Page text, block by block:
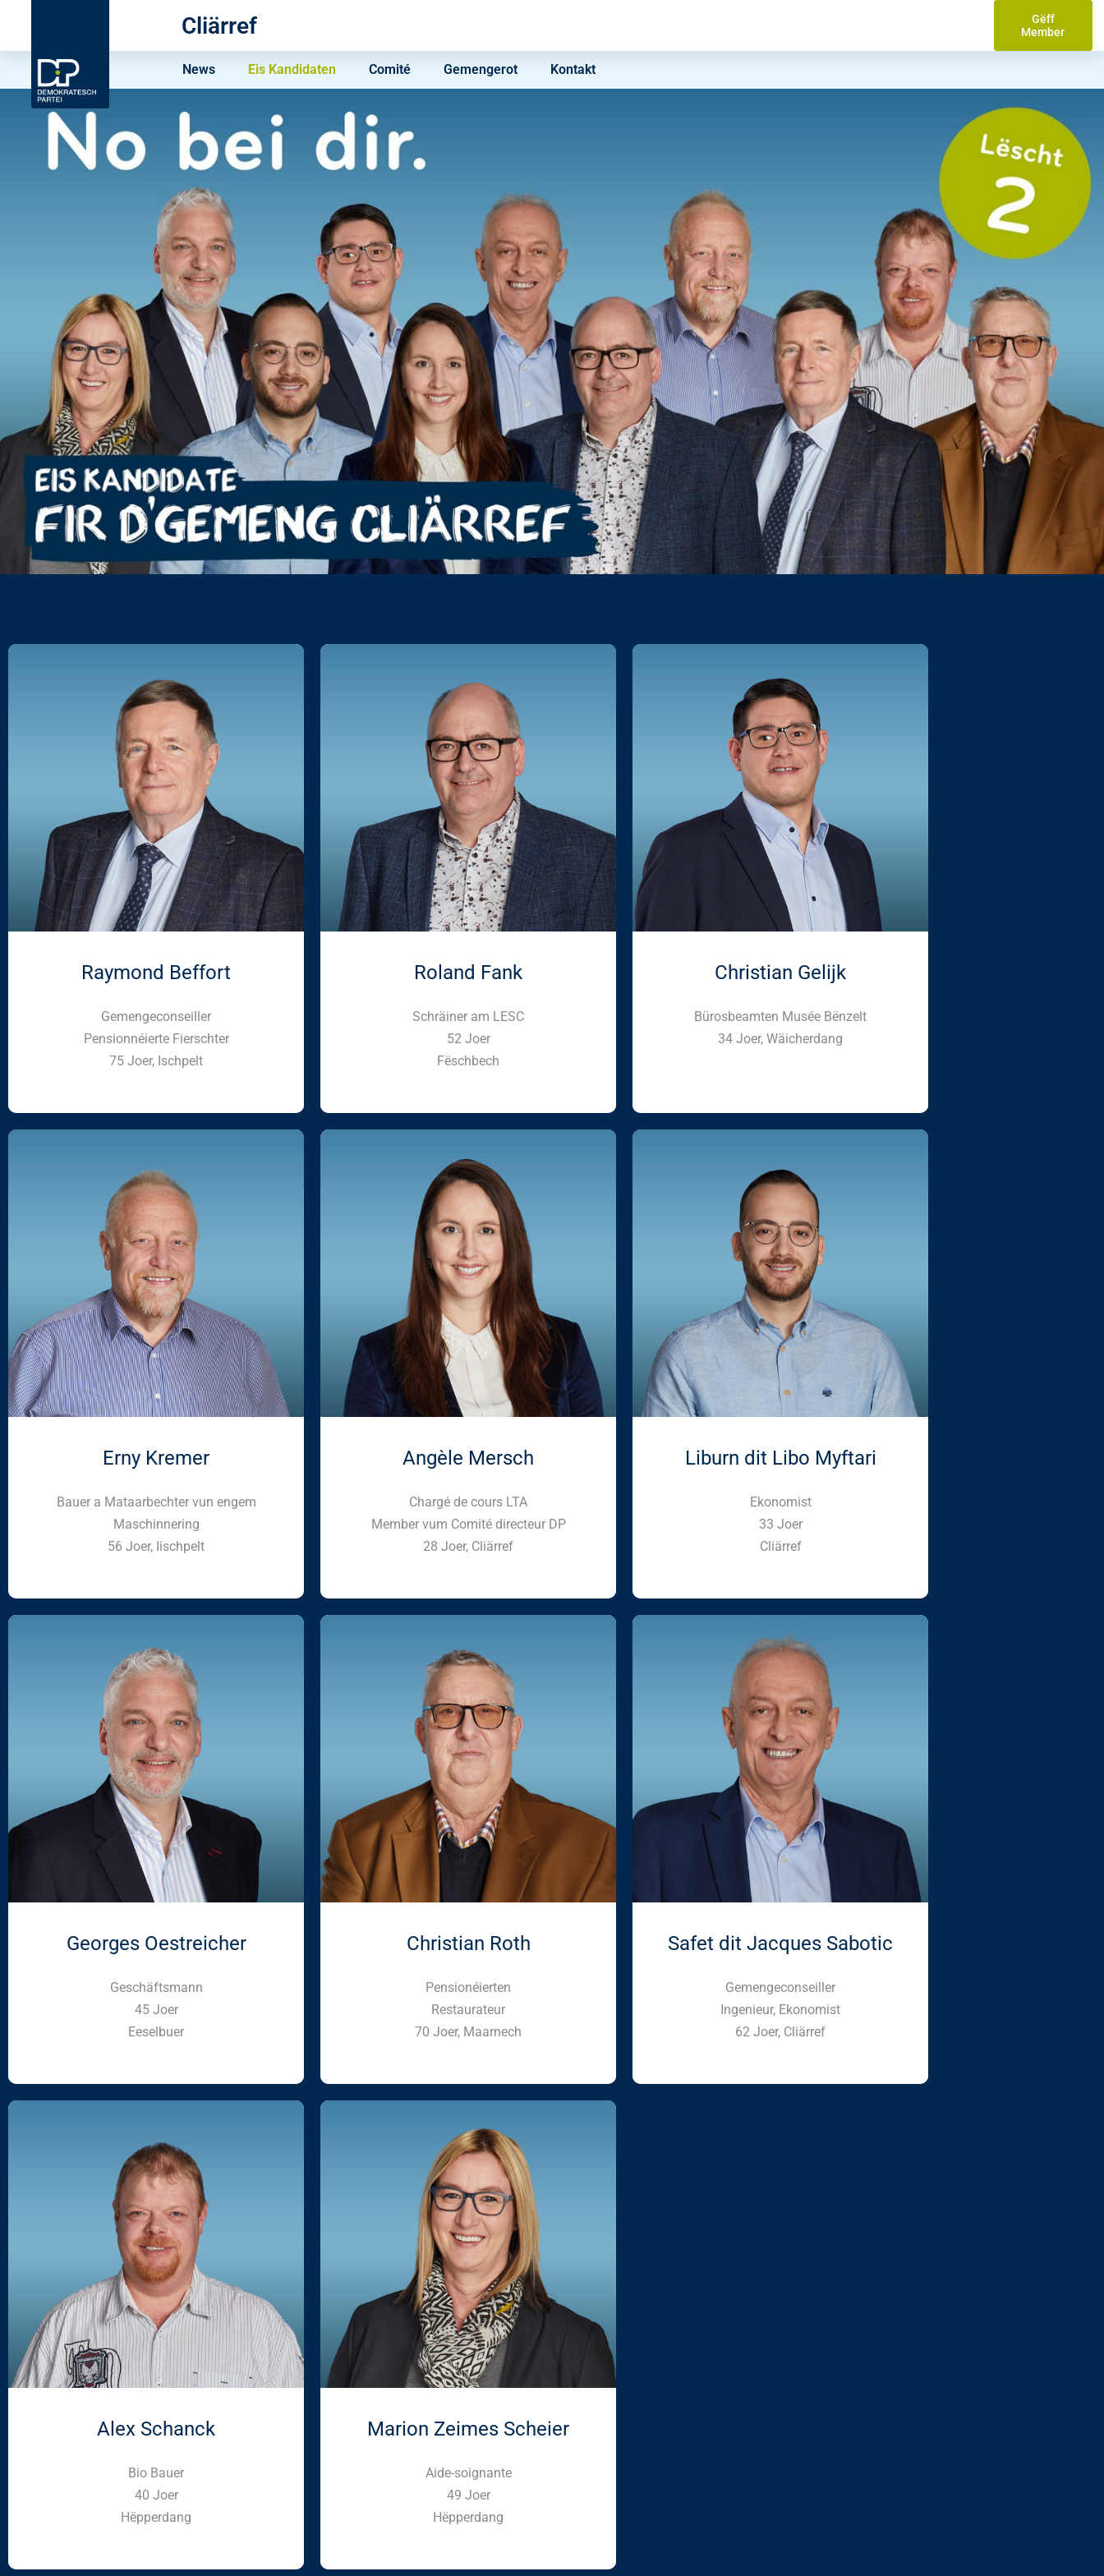
Cliärref
Gëff
Member
News Eis Kandidaten Comité Gemengerot Kontakt
Raymond Beffort
Gemengeconseiller
Pensionnéierte Fierschter
75 Joer, Ischpelt
Roland Fank
Schräiner am LESC
52 Joer
Fëschbech
Christian Gelijk
Bürosbeamten Musée Bënzelt
34 Joer, Wäicherdang
Erny Kremer
Bauer a Mataarbechter vun engem
Maschinnering
56 Joer, Iischpelt
Angèle Mersch
Chargé de cours LTA
Member vum Comité directeur DP
28 Joer, Cliärref
Liburn dit Libo Myftari
Ekonomist
33 Joer
Cliärref
Georges Oestreicher
Geschäftsmann
45 Joer
Eeselbuer
Christian Roth
Pensionéierten
Restaurateur
70 Joer, Maarnech
Safet dit Jacques Sabotic
Gemengeconseiller
Ingenieur, Ekonomist
62 Joer, Cliärref
Alex Schanck
Bio Bauer
40 Joer
Hëpperdang
Marion Zeimes Scheier
Aide-soignante
49 Joer
Hëpperdang